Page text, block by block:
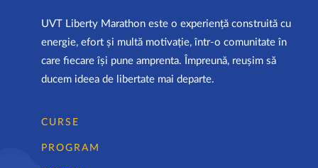
UVT Liberty Marathon este o experiență construită cu
energie, efort și multă motivație, într-o comunitate în
care fiecare își pune amprenta. Împreună, reușim să
ducem ideea de libertate mai departe.
CURSE
PROGRAM